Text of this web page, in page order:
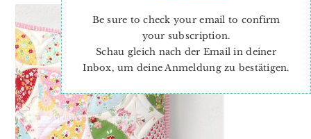
Be sure to check your email to confirm
your subscription.
Schau gleich nach der Email in deiner
Inbox, um deine Anmeldung zu bestätigen.